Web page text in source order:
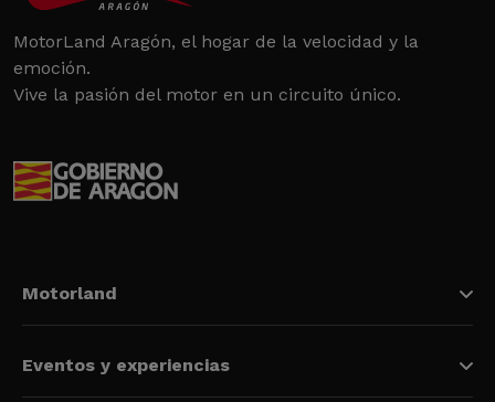
MotorLand Aragón, el hogar de la velocidad y la
emoción.
Vive la pasión del motor en un circuito único.
Motorland
Eventos y experiencias